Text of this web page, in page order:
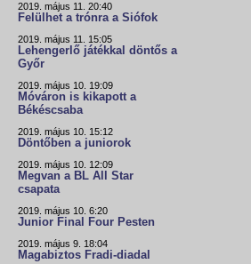
2019. május 11. 20:40
Felülhet a trónra a Siófok
2019. május 11. 15:05
Lehengerlő játékkal döntős a
Győr
2019. május 10. 19:09
Móváron is kikapott a
Békéscsaba
2019. május 10. 15:12
Döntőben a juniorok
2019. május 10. 12:09
Megvan a BL All Star
csapata
2019. május 10. 6:20
Junior Final Four Pesten
2019. május 9. 18:04
Magabiztos Fradi-diadal